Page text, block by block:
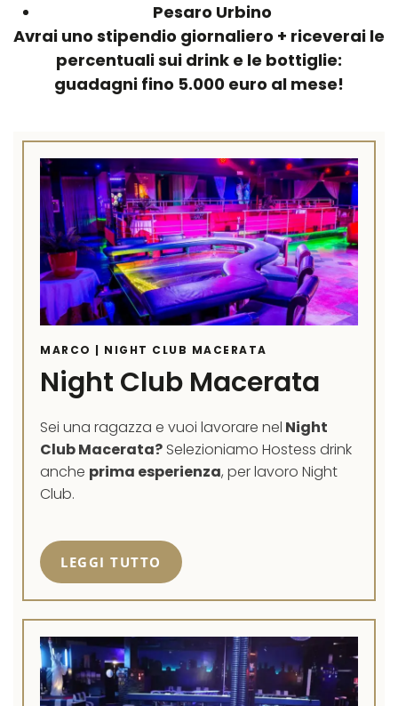
Pesaro Urbino
Avrai uno stipendio giornaliero + riceverai le
percentuali sui drink e le bottiglie:
guadagni fino 5.000 euro al mese!
MARCO | NIGHT CLUB MACERATA
Night Club Macerata
Sei una ragazza e vuoi lavorare nel Night
Club Macerata? Selezioniamo Hostess drink
anche prima esperienza, per lavoro Night
Club.
LEGGI TUTTO